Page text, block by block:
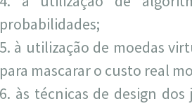
probabilidades;
à utilização de moedas
para mascarar o custo real
às técnicas de design